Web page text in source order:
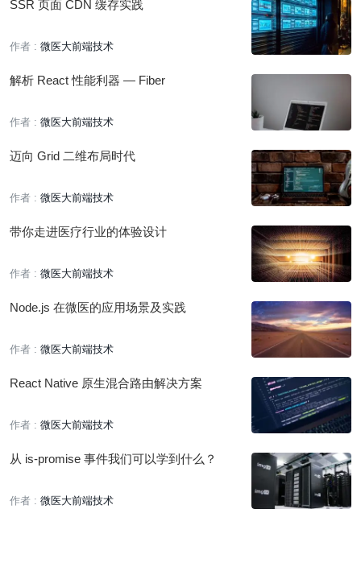
SSR 页面 CDN 缓存实践
作者 : 微医大前端技术
解析 React 性能利器 — Fiber
作者 : 微医大前端技术
迈向 Grid 二维布局时代
作者 : 微医大前端技术
带你走进医疗行业的体验设计
作者 : 微医大前端技术
Node.js 在微医的应用场景及实践
作者 : 微医大前端技术
React Native 原生混合路由解决方案
作者 : 微医大前端技术
从 is-promise 事件我们可以学到什么？
作者 : 微医大前端技术